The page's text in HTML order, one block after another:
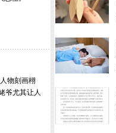
物刻画栩
爷尤其让人